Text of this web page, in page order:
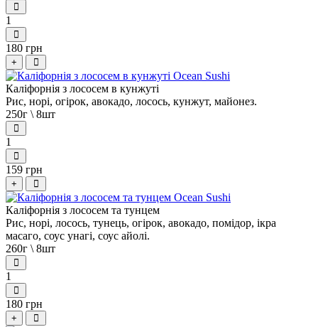
1
180 грн
+
Каліфорнія з лососем в кунжуті
Рис, норі, огірок, авокадо, лосось, кунжут, майонез.
250г \ 8шт
1
159 грн
+
Каліфорнія з лососем та тунцем
Рис, норі, лосось, тунець, огірок, авокадо, помідор, ікра
масаго, соус унагі, соус айолі.
260г \ 8шт
1
180 грн
+